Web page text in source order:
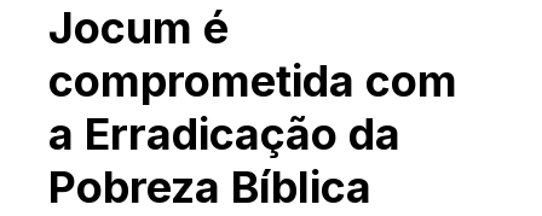
Jocum é
comprometida com
a Erradicação da
Pobreza Bíblica